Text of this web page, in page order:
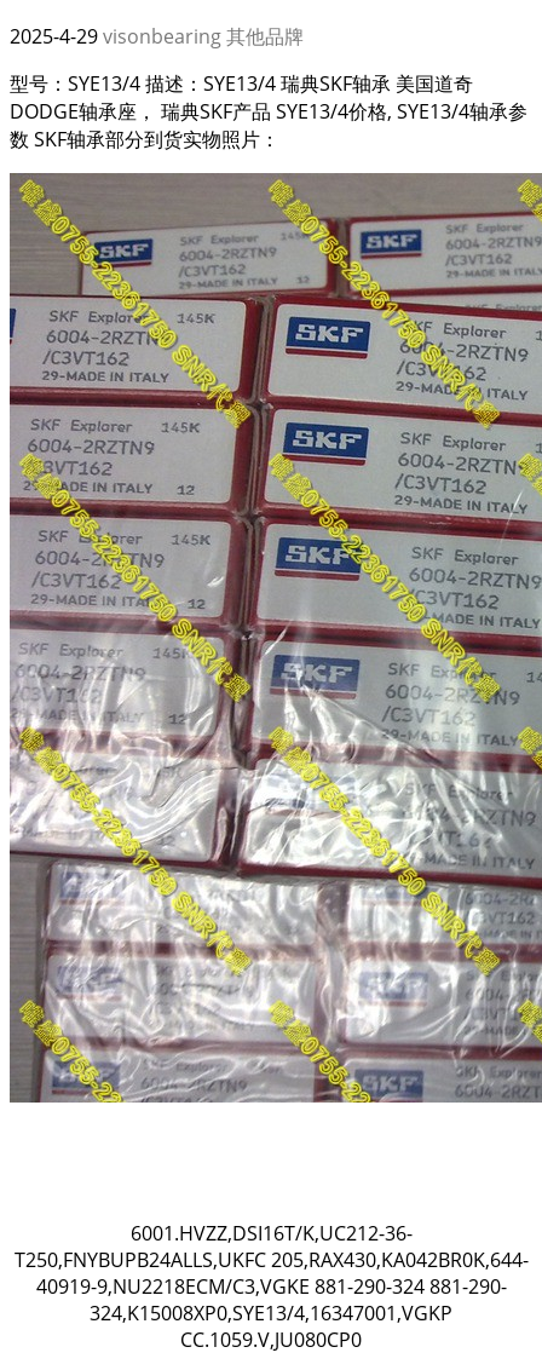
2025-4-29visonbearing其他品牌
型号：SYE13/4 描述：SYE13/4 瑞典SKF轴承 美国道奇
DODGE轴承座， 瑞典SKF产品 SYE13/4价格, SYE13/4轴承参
数 SKF轴承部分到货实物照片：
6001.HVZZ,DSI16T/K,UC212-36-
T250,FNYBUPB24ALLS,UKFC 205,RAX430,KA042BR0K,644-
40919-9,NU2218ECM/C3,VGKE 881-290-324 881-290-
324,K15008XP0,SYE13/4,16347001,VGKP
CC.1059.V,JU080CP0